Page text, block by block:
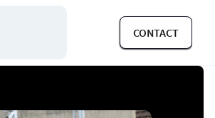
CONTACT